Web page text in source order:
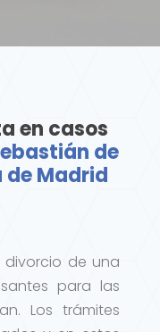
en casos
de
de Madrid
divorcio de una
para las
Los trámites